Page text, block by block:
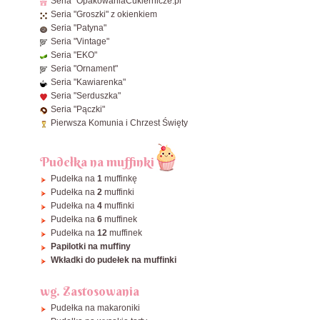
ø32 cm
ø34 cm
ø36 cm
ø38 cm
ø40 cm
Zobacz wszystkie Okrągłe
Seria "Groszki" z okienkiem
Seria "Patyna"
Seria "Vintage"
Seria "EKO"
Seria "Ornament"
Seria "Kawiarenka"
Seria "Serduszka"
Seria "Pączki"
Pierwsza Komunia i Chrzest Święty
Pudełka na muffinki
Pudełka na 1muffinkę
Pudełka na 2muffinki
Pudełka na 4muffinki
Pudełka na 6muffinek
Pudełka na 12muffinek
Papilotki na muffiny
Wkładki do pudełek na muffinki
wg. Zastosowania
Pudełka na makaroniki